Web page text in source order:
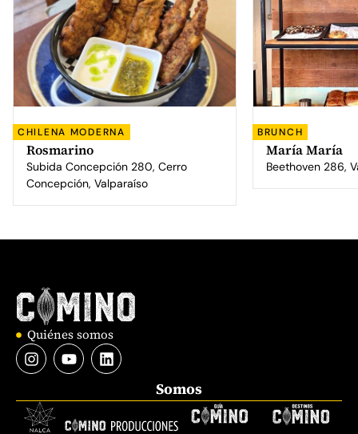
CHILENA MODERNA
Rosmarino
Subida Concepción 280, Cerro
Concepción, Valparaíso
BRUNCH
María María
Beethoven 286,
Quiénes somos
Somos